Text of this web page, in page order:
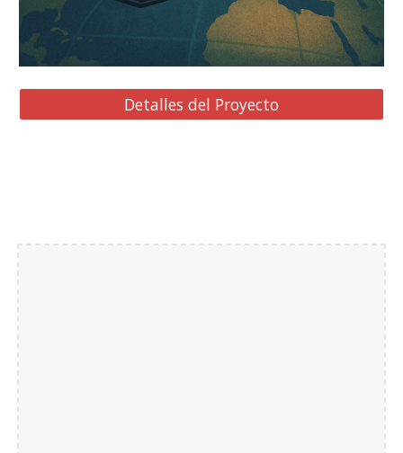
Detalles del Proyecto